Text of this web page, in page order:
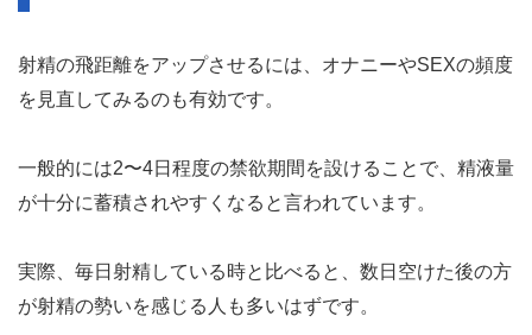
射精の飛距離をアップさせるには、オナニーやSEXの頻度
を見直してみるのも有効です。
一般的には2〜4日程度の禁欲期間を設けることで、精液量
が十分に蓄積されやすくなると言われています。
実際、毎日射精している時と比べると、数日空けた後の方
が射精の勢いを感じる人も多いはずです。